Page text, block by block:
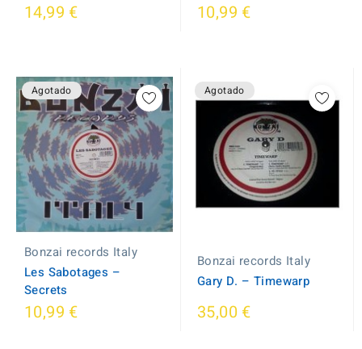
14,99 € 10,99 €
Agotado
Bonzai records Italy
Les Sabotages ‎–
Secrets
10,99 €
Agotado
Bonzai records Italy
Gary D. ‎– Timewarp
35,00 €